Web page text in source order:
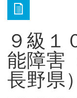
部位別症状
- 部位別解説 ～
- 高次脳機能障害
保険の百科事典
９級１
能障害
長野県）